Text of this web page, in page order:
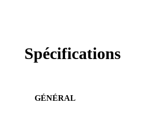
Spécifications
GÉNÉRAL